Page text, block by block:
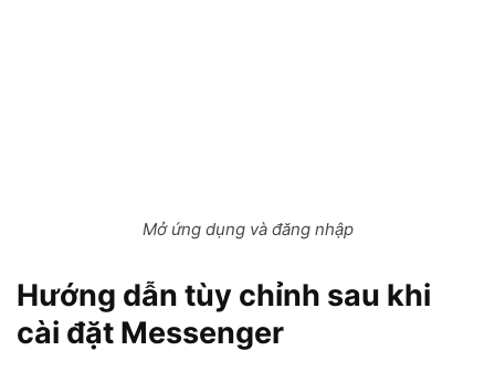
Mở ứng dụng và đăng nhập
Hướng dẫn tùy chỉnh sau khi
cài đặt Messenger